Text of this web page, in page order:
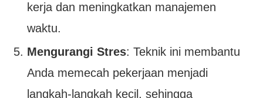
kerja dan meningkatkan manajemen
waktu.
Mengurangi Stres: Teknik ini membantu
Anda memecah pekerjaan menjadi
langkah-langkah kecil, sehingga